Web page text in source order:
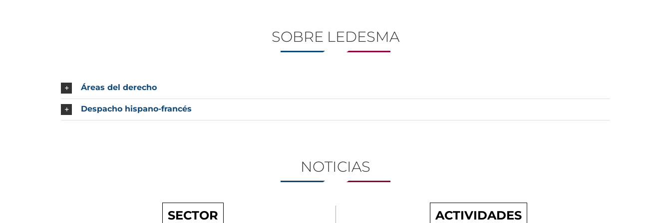
SOBRE LEDESMA
Áreas del derecho
Despacho hispano-francés
NOTICIAS
SECTOR ACTIVIDADES